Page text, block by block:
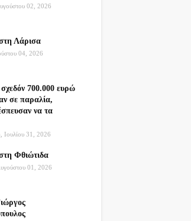
02, 2026
Λάρισα
04, 2026
700.000 ευρώ
σε παραλία,
να τα
Ιουλίου 31, 2026
Φθιώτιδα
01, 2026